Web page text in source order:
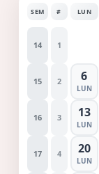
SEM # LUN
14 1
15 2 6
LUN
16 3 13
LUN
17 4 20
LUN